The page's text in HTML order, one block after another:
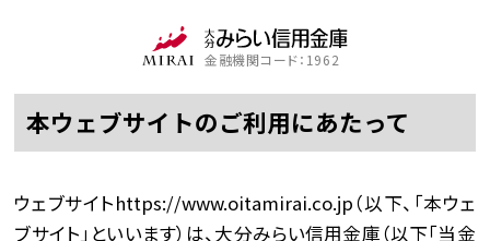
金融機関コード：1962
本ウェブサイトのご利用にあたって
ウェブサイトhttps://www.oitamirai.co.jp（以下、「本ウェ
ブサイト」といいます）は、大分みらい信用金庫（以下「当金